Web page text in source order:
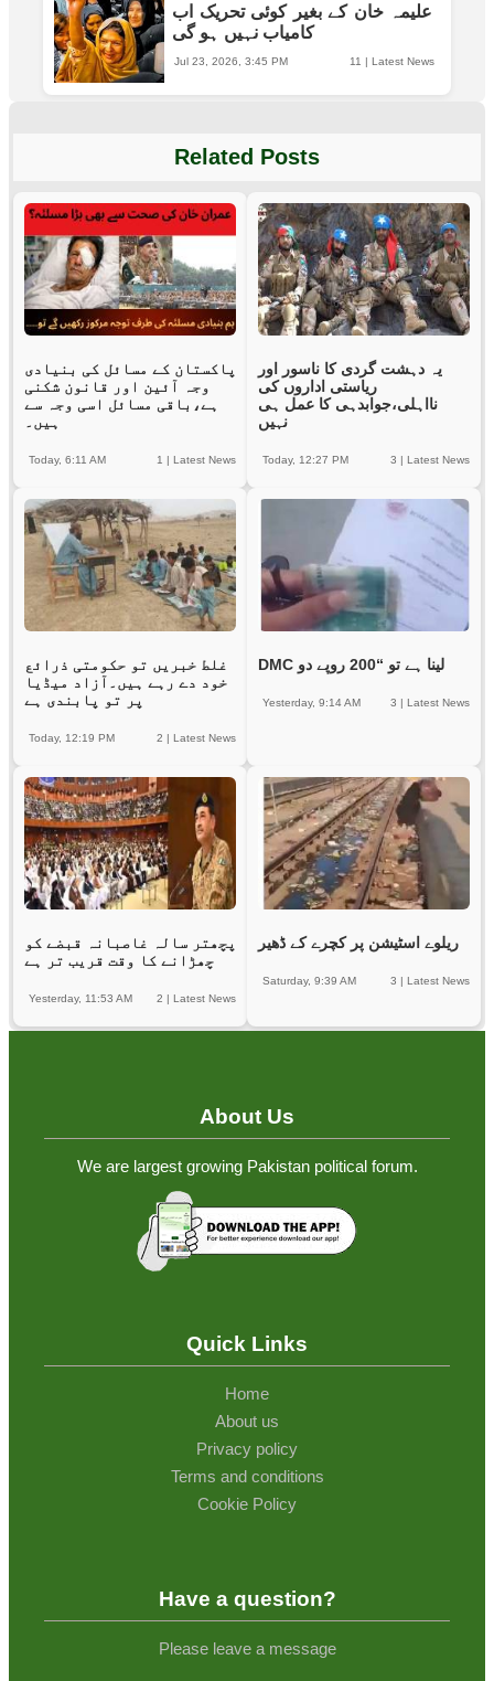
علیمہ خان کے بغیر کوئی تحریک اب
کامیاب نہیں ہو گی
11 | Latest News
Jul 23, 2026, 3:45 PM
Related Posts
پاکستان کے مسائل کی بنیادی
وجہ آئین اور قانون شکنی
ہے،باقی مسائل اسی وجہ سے
ہیں۔
1 | Latest News
Today, 6:11 AM
یہ دہشت گردی کا ناسور اور
ریاستی اداروں کی
نااہلی،جوابدہی کا عمل ہی
نہیں
3 | Latest News
Today, 12:27 PM
غلط خبریں تو حکومتی ذرائع
خود دے رہے ہیں۔آزاد میڈیا
پر تو پابندی ہے
2 | Latest News
Today, 12:19 PM
DMC لینا ہے تو “200 روپے دو
3 | Latest News
Yesterday, 9:14 AM
پچھتر سالہ غاصبانہ قبضے کو
چھڑانے کا وقت قریب تر ہے
2 | Latest News
Yesterday, 11:53 AM
ریلوے اسٹیشن پر کچرے کے ڈھیر
3 | Latest News
Saturday, 9:39 AM
About Us
We are largest growing Pakistan political forum.
Quick Links
Home
About us
Privacy policy
Terms and conditions
Cookie Policy
Have a question?
Please leave a message